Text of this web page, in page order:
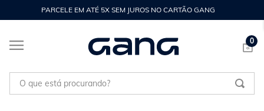
PARCELE EM ATÉ 5X SEM JUROS NO CARTÃO GANG
0
O que está procurando?